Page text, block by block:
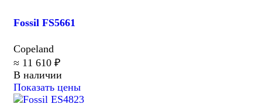
Fossil FS5661
Copeland
≈ 11 610 ₽
В наличии
Показать цены